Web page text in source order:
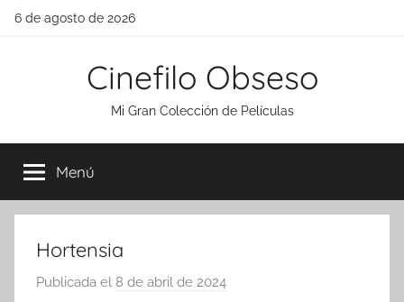
Saltar
6 de agosto de 2026
Cinefilo Obseso
Mi Gran Colección de Películas
Menú
Hortensia
Publicada el 8 de abril de 2024